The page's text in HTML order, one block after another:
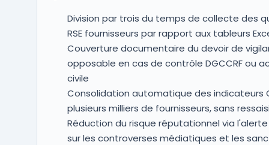
Division par trois du temps de collecte des
RSE fournisseurs par rapport aux tableurs
Couverture documentaire du devoir de
opposable en cas de contrôle DGCCRF ou
civile
Consolidation automatique des indicateurs
plusieurs milliers de fournisseurs, sans
Réduction du risque réputationnel via
sur les controverses médiatiques et les